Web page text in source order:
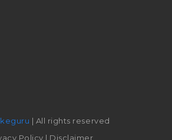
| All rights reserved
Policy | Disclaimer